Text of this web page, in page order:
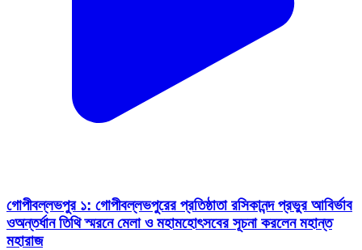
গোপীবল্লভপুর ১: গোপীবল্লভপুরের প্রতিষ্ঠাতা রসিকানন্দ প্রভুর আবির্ভাব
ওঅন্তর্ধান তিথি স্মরনে মেলা ও মহামহোৎসবের সূচনা করলেন মহান্ত
মহারাজ